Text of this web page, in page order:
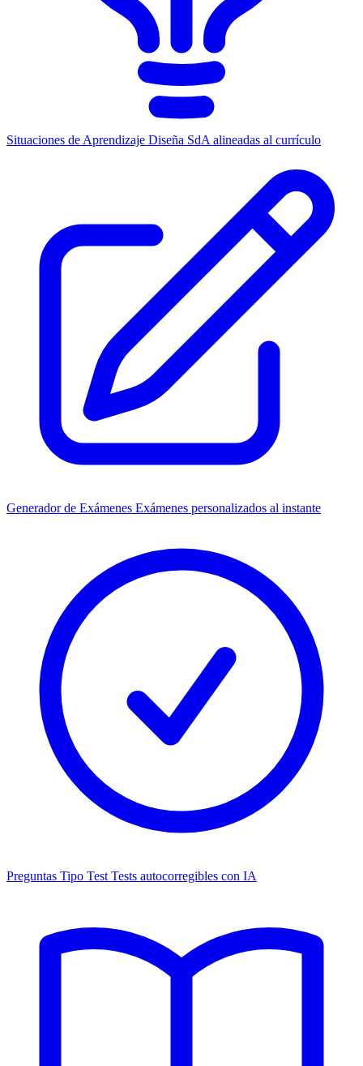
Situaciones de Aprendizaje Diseña SdA alineadas al currículo
Generador de Exámenes Exámenes personalizados al instante
Preguntas Tipo Test Tests autocorregibles con IA